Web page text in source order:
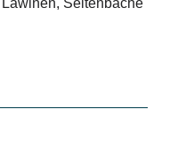
Seitenbäche